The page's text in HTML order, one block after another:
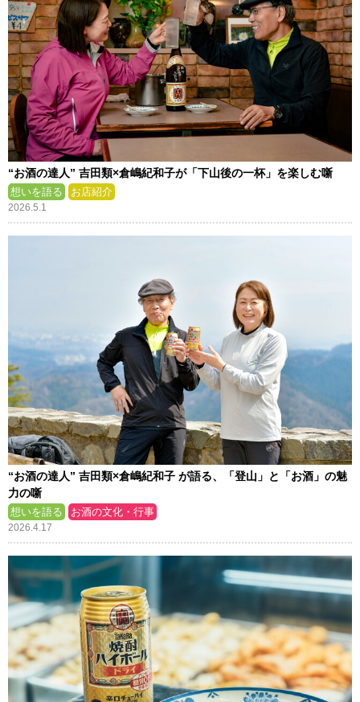
“お酒の達人” 吉田類×倉嶋紀和子が「下山後の一杯」を楽しむ噺
想いを語る お店紹介
2026.5.1
“お酒の達人” 吉田類×倉嶋紀和子 が語る、「登山」と「お酒」の魅
力の噺
想いを語る お酒の文化・行事
2026.4.17